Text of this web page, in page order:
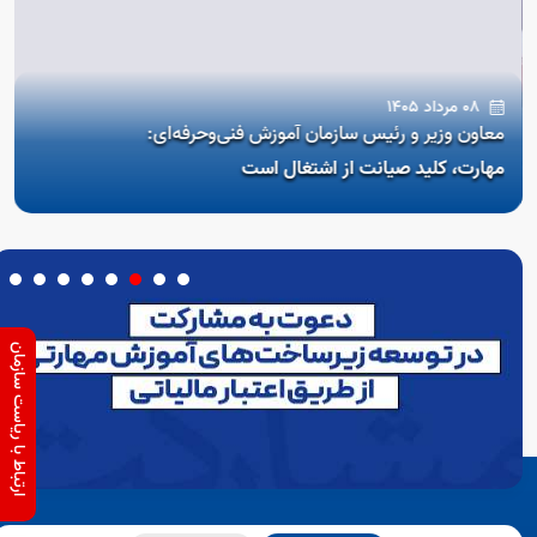
08 مرداد 1405
معاون وزیر و رئیس سازمان آموزش فنی‌وحرفه‌ای:
مهارت، کلید صیانت از اشتغال است
ارتباط با ریاست سازمان